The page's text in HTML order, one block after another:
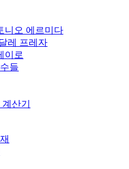
니오 에르미다
레 프레자
이로
들
산기